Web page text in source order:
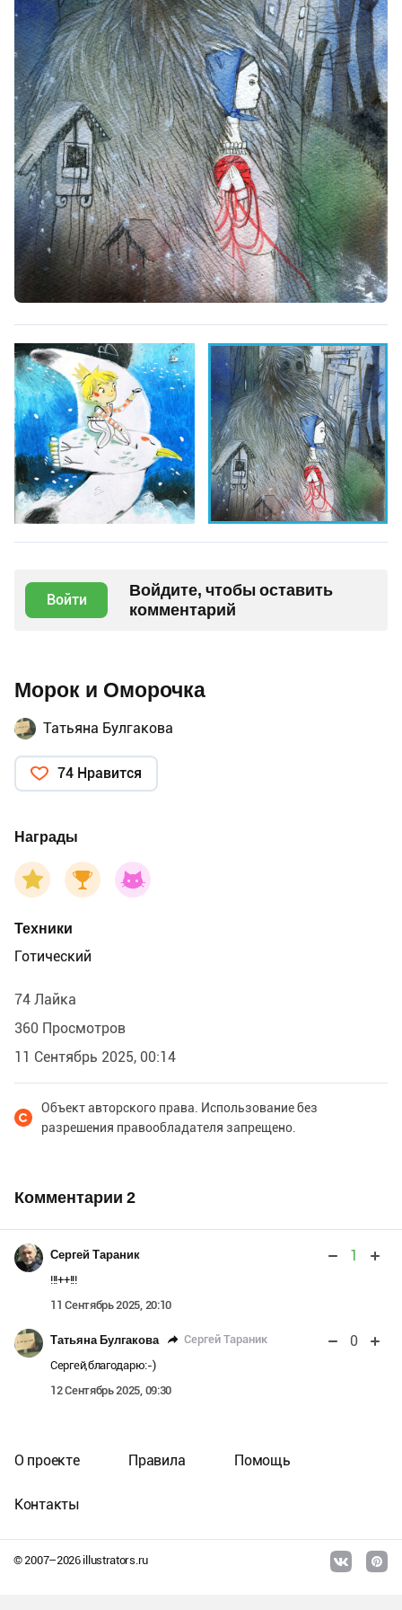
Войти
Войдите, чтобы оставить
комментарий
Морок и Оморочка
Татьяна Булгакова
74 Нравится
Награды
Техники
Готический
74 Лайка
360 Просмотров
11 Сентябрь 2025, 00:14
Объект авторского права. Использование без
разрешения правообладателя запрещено.
Комментарии 2
Сергей Тараник 1
!!!++!!!
11 Сентябрь 2025, 20:10
Татьяна Булгакова Сергей Тараник 0
Сергей,благодарю:-)
12 Сентябрь 2025, 09:30
© 2007–2026illustrators.ru
О проекте Правила Помощь
Контакты